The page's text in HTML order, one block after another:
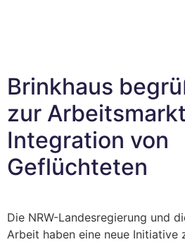
Brinkhaus
zur
Integration von
Geflüchteten
Die NRW-Landesregierung und
Arbeit haben eine neue Initiative